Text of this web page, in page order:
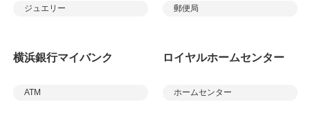
ジュエリー 郵便局
横浜銀行マイバンク
ATM
ロイヤルホームセンター
ホームセンター